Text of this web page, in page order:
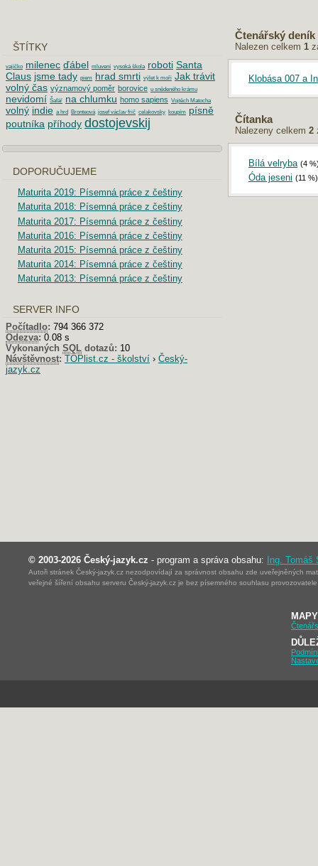
Čtenářský deník
Nalezen celkem 1
Klobása 007 a
Čítanka
Nalezeny celkem 2
Bílá velryba (4
Óda jeseni (11 %)
ŠTÍTKY
vajíčko milenec ďábel mluvení vysoká škola roboti Santa
Claus jsme tady piem hrad smrti výlet k moři Jak trávit
volný čas významový poměr borovice u snědeného krámu
nevidomí Šafář na chlumku homo sapiens Vojtěch Matocha
volný indie a hrd Bronteová josef václav frič celakovsky koupím písně
poutníka příhody dostojevskij
DOPORUČUJEME
Maturita 2019: Písemná práce z češtiny
Maturita 2018: Písemná práce z češtiny
Maturita 2017: Písemná práce z češtiny
Maturita 2016: Písemná práce z češtiny
Maturita 2015: Písemná práce z češtiny
Maturita 2014: Písemná práce z češtiny
Maturita 2013: Písemná práce z češtiny
SERVER INFO
Počítadlo: 794 366 372
Odezva: 0.08 s
Vykonaných SQL dotazů: 10
Návštěvnost: TOPlist.cz - školství › Český-
jazyk.cz
© 2003-2026 Český-jazyk.cz - program a správa obsahu: Ing. Tomáš
Autoři stránek Český-jazyk.cz nezodpovídají za správnost obsahu zde uveřejněných
veřejné šíření obsahu serveru Český-jazyk.cz je bez písemného souhlasu